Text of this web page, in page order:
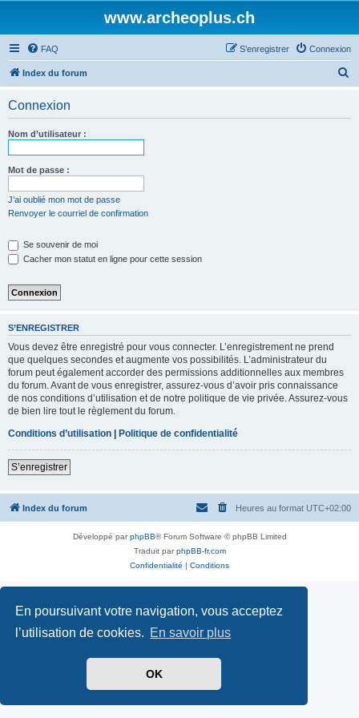
En poursuivant votre navigation, vous acceptez
l’utilisation de cookies. En savoir plus
OK
www.archeoplus.ch
FAQ Connexion
S’enregistrer
Index du forum
Connexion
Nom d’utilisateur :
Mot de passe :
J’ai oublié mon mot de passe
Renvoyer le courriel de confirmation
Se souvenir de moi
Cacher mon statut en ligne pour cette session
S’ENREGISTRER
Vous devez être enregistré pour vous connecter. L’enregistrement ne prend
que quelques secondes et augmente vos possibilités. L’administrateur du
forum peut également accorder des permissions additionnelles aux membres
du forum. Avant de vous enregistrer, assurez-vous d’avoir pris connaissance
de nos conditions d’utilisation et de notre politique de vie privée. Assurez-vous
de bien lire tout le règlement du forum.
Conditions d’utilisation | Politique de confidentialité
S’enregistrer
Index du forum Heures au format UTC+02:00
Développé parphpBB® Forum Software © phpBB Limited
Traduit parphpBB-fr.com
Confidentialité | Conditions